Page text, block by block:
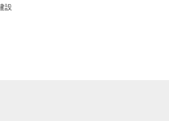
設